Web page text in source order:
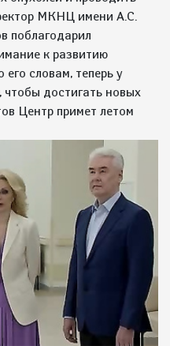
МКНЦ имени А.С.
поблагодарил
к развитию
словам, теперь у
чтобы достигать новых
Центр примет летом